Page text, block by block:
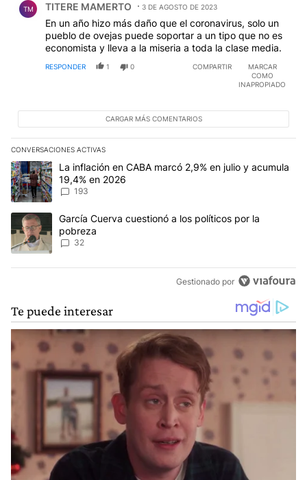
TM TITERE MAMERTO 3 DE AGOSTO DE 2023
En un año hizo más daño que el coronavirus, solo un
pueblo de ovejas puede soportar a un tipo que no es
economista y lleva a la miseria a toda la clase media.
RESPONDER 1 0 COMPARTIR
MARCAR
COMO
INAPROPIADO
CARGAR MÁS COMENTARIOS
CONVERSACIONES ACTIVAS
Este listado muestra los artículos con más comentarios en los
Un artículo de tendencia con el título "La inflación en CABA
La inflación en CABA marcó 2,9% en julio y acumula
19,4% en 2026
193
Un artículo de tendencia con el título "García Cuerva cuestionó
García Cuerva cuestionó a los políticos por la
pobreza
32
Gestionado por